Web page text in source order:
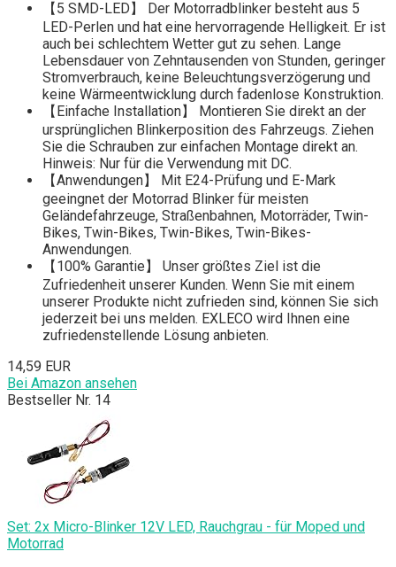
【5 SMD-LED】 Der Motorradblinker besteht aus 5
LED-Perlen und hat eine hervorragende Helligkeit. Er ist
auch bei schlechtem Wetter gut zu sehen. Lange
Lebensdauer von Zehntausenden von Stunden, geringer
Stromverbrauch, keine Beleuchtungsverzögerung und
keine Wärmeentwicklung durch fadenlose Konstruktion.
【Einfache Installation】 Montieren Sie direkt an der
ursprünglichen Blinkerposition des Fahrzeugs. Ziehen
Sie die Schrauben zur einfachen Montage direkt an.
Hinweis: Nur für die Verwendung mit DC.
【Anwendungen】 Mit E24-Prüfung und E-Mark
geeingnet der Motorrad Blinker für meisten
Geländefahrzeuge, Straßenbahnen, Motorräder, Twin-
Bikes, Twin-Bikes, Twin-Bikes, Twin-Bikes-
Anwendungen.
【100% Garantie】 Unser größtes Ziel ist die
Zufriedenheit unserer Kunden. Wenn Sie mit einem
unserer Produkte nicht zufrieden sind, können Sie sich
jederzeit bei uns melden. EXLECO wird Ihnen eine
zufriedenstellende Lösung anbieten.
14,59 EUR
Bei Amazon ansehen
Bestseller Nr. 14
Set: 2x Micro-Blinker 12V LED, Rauchgrau - für Moped und
Motorrad